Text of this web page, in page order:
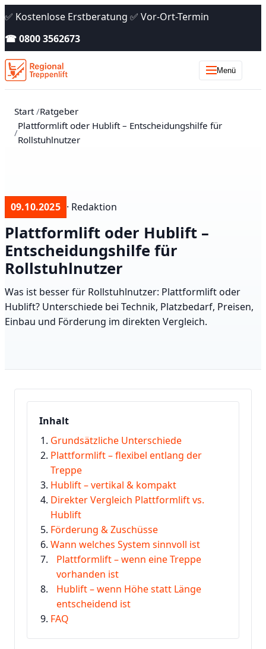
✅ Kostenlose Erstberatung ✅ Vor-Ort-Termin
☎ 0800 3562673
Menü
Start Ratgeber
Plattformlift oder Hublift – Entscheidungshilfe für
Rollstuhlnutzer
09.10.2025 · Redaktion
Plattformlift oder Hublift –
Entscheidungshilfe für
Rollstuhlnutzer
Was ist besser für Rollstuhlnutzer: Plattformlift oder
Hublift? Unterschiede bei Technik, Platzbedarf, Preisen,
Einbau und Förderung im direkten Vergleich.
Inhalt
Grundsätzliche Unterschiede
Plattformlift – flexibel entlang der
Treppe
Hublift – vertikal & kompakt
Direkter Vergleich Plattformlift vs.
Hublift
Förderung & Zuschüsse
Wann welches System sinnvoll ist
Plattformlift – wenn eine Treppe
vorhanden ist
Hublift – wenn Höhe statt Länge
entscheidend ist
FAQ